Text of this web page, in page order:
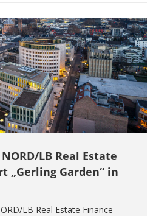
LB Real Estate
„Gerling Garden“ in
LB Real Estate Finance